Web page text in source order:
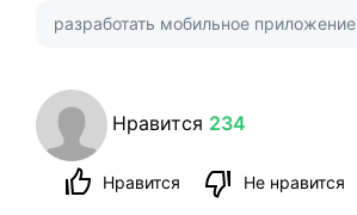
разработать мобильное приложение
Нравится 234
Нравится Не нравится